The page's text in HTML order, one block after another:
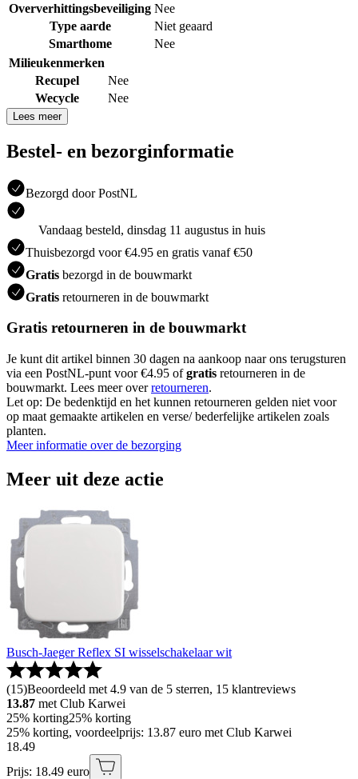
Oververhittingsbeveiliging Nee
Type aarde
Niet geaard
Smarthome
Nee
Milieukenmerken
Recupel
Nee
Wecycle
Nee
Lees meer
Bestel- en bezorginformatie
Bezorgd door PostNL
Vandaag besteld, dinsdag 11 augustus in huis
Thuisbezorgd voor €4.95 en gratis vanaf €50
Gratis bezorgd in de bouwmarkt
Gratis retourneren in de bouwmarkt
Gratis retourneren in de bouwmarkt
Je kunt dit artikel binnen 30 dagen na aankoop naar ons terugsturen
via een PostNL-punt voor €4.95 ofgratis retourneren in de
bouwmarkt. Lees meer overretourneren.
Let op: De bedenktijd en het kunnen retourneren gelden niet voor
op maat gemaakte artikelen en verse/ bederfelijke artikelen zoals
planten.
Meer informatie over de bezorging
Meer uit deze actie
Busch-Jaeger Reflex SI wisselschakelaar wit
(15)Beoordeeld met 4.9 van de 5 sterren, 15 klantreviews
13.87 met Club Karwei
25% korting25% korting
25% korting, voordeelprijs: 13.87 euro met Club Karwei
18.49
Prijs: 18.49 euro